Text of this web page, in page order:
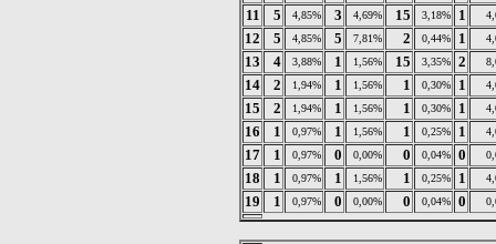
11 5 4,85% 3 4,69% 15 3,18% 1
12 5 4,85% 5 7,81% 2 0,44% 1
13 4 3,88% 1 1,56% 15 3,35% 2
14 2 1,94% 1 1,56% 1 0,30% 1
15 2 1,94% 1 1,56% 1 0,30% 1
16 1 0,97% 1 1,56% 1 0,25% 1
17 1 0,97% 0 0,00% 0 0,04% 0
18 1 0,97% 1 1,56% 1 0,25% 1
19 1 0,97% 0 0,00% 0 0,04% 0